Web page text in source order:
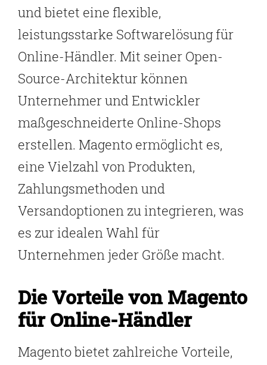
und bietet eine flexible,
leistungsstarke Softwarelösung für
Online-Händler. Mit seiner Open-
Source-Architektur können
Unternehmer und Entwickler
maßgeschneiderte Online-Shops
erstellen. Magento ermöglicht es,
eine Vielzahl von Produkten,
Zahlungsmethoden und
Versandoptionen zu integrieren, was
es zur idealen Wahl für
Unternehmen jeder Größe macht.
Die Vorteile von Magento
für Online-Händler
Magento bietet zahlreiche Vorteile,